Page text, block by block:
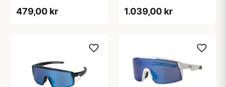
479,00 kr
Mat Sort
1.039,00 kr